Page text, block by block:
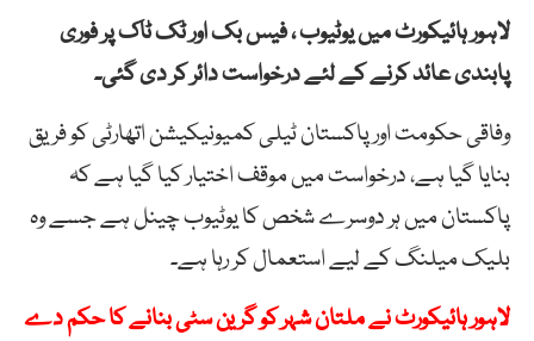
لاہور ہائیکورٹ میں یوٹیوب ، فیس بک اور ٹک ٹاک پر فوری
پابندی عائد کرنے کے لئے درخواست دائر کر دی گئی۔
وفاقی حکومت اور پاکستان ٹیلی کمیونیکیشن اتھارٹی کو فریق
بنایا گیا ہے، درخواست میں موقف اختیار کیا گیا ہے کہ
پاکستان میں ہر دوسرے شخص کا یوٹیوب چینل ہے جسے وہ
بلیک میلنگ کے لیے استعمال کر رہا ہے۔
لاہور ہائیکورٹ نے ملتان شہر کو گرین سٹی بنانے کا حکم دے